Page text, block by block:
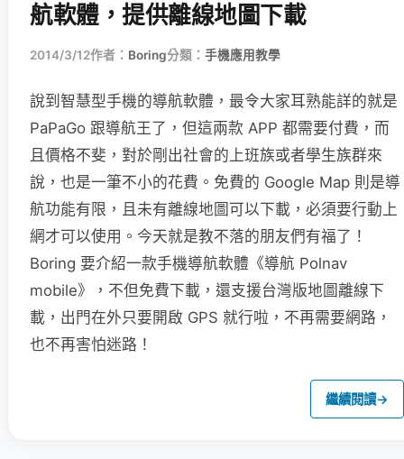
航軟體，提供離線地圖下載
2014/3/12作者： Boring分類： 手機應用教學
說到智慧型手機的導航軟體，最令大家耳熟能詳的就是
PaPaGo 跟導航王了，但這兩款 APP 都需要付費，而
且價格不斐，對於剛出社會的上班族或者學生族群來
說，也是一筆不小的花費。免費的 Google Map 則是導
航功能有限，且未有離線地圖可以下載，必須要行動上
網才可以使用。今天就是教不落的朋友們有福了！
Boring 要介紹一款手機導航軟體《導航 Polnav
mobile》，不但免費下載，還支援台灣版地圖離線下
載，出門在外只要開啟 GPS 就行啦，不再需要網路，
也不再害怕迷路！
繼續閱讀→